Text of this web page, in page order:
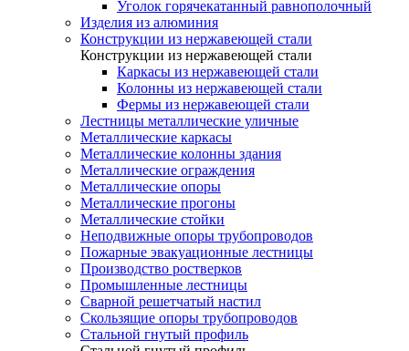
Уголок горячекатанный равнополочный
Изделия из алюминия
Конструкции из нержавеющей стали
Конструкции из нержавеющей стали
Каркасы из нержавеющей стали
Колонны из нержавеющей стали
Фермы из нержавеющей стали
Лестницы металлические уличные
Металлические каркасы
Металлические колонны здания
Металлические ограждения
Металлические опоры
Металлические прогоны
Металлические стойки
Неподвижные опоры трубопроводов
Пожарные эвакуационные лестницы
Производство ростверков
Промышленные лестницы
Сварной решетчатый настил
Скользящие опоры трубопроводов
Стальной гнутый профиль